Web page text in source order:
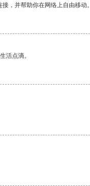
，并帮助你在网络上自由移动。
活点滴。